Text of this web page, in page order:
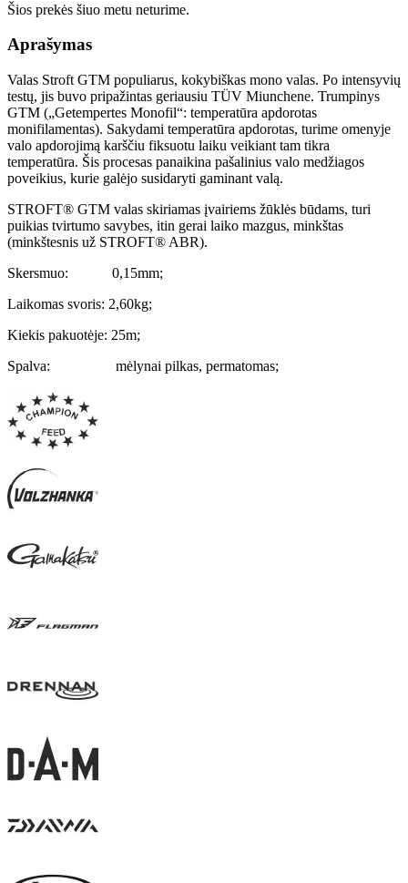
Šios prekės šiuo metu neturime.
Aprašymas
Valas Stroft GTM populiarus, kokybiškas mono valas. Po intensyvių
testų, jis buvo pripažintas geriausiu TÜV Miunchene. Trumpinys
GTM („Getempertes Monofil“: temperatūra apdorotas
monifilamentas). Sakydami temperatūra apdorotas, turime omenyje
valo apdorojimą karščiu fiksuotu laiku veikiant tam tikra
temperatūra. Šis procesas panaikina pašalinius valo medžiagos
poveikius, kurie galėjo susidaryti gaminant valą.
STROFT® GTM valas skiriamas įvairiems žūklės būdams, turi
puikias tvirtumo savybes, itin gerai laiko mazgus, minkštas
(minkštesnis už STROFT® ABR).
Skersmuo: 0,15mm;
Laikomas svoris: 2,60kg;
Kiekis pakuotėje: 25m;
Spalva: mėlynai pilkas, permatomas;